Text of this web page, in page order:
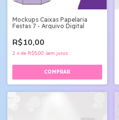
Mockups Caixas Papelaria
Festas 7 - Arquivo Digital
R$10,00
2 x de R$5,00 sem juros